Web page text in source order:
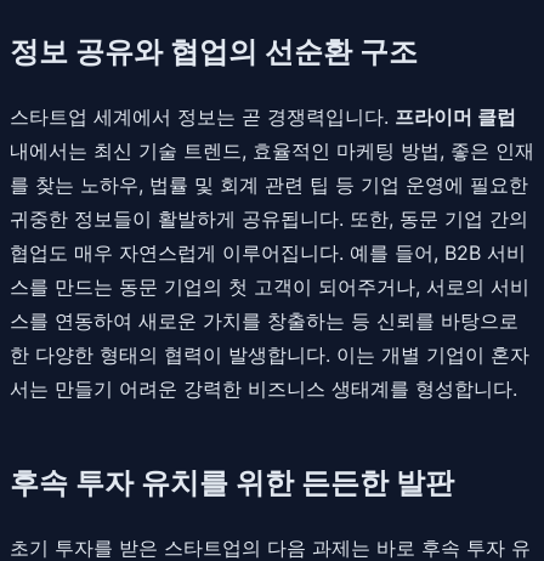
정보 공유와 협업의 선순환 구조
스타트업 세계에서 정보는 곧 경쟁력입니다. 프라이머 클럽
내에서는 최신 기술 트렌드, 효율적인 마케팅 방법, 좋은 인재
를 찾는 노하우, 법률 및 회계 관련 팁 등 기업 운영에 필요한
귀중한 정보들이 활발하게 공유됩니다. 또한, 동문 기업 간의
협업도 매우 자연스럽게 이루어집니다. 예를 들어, B2B 서비
스를 만드는 동문 기업의 첫 고객이 되어주거나, 서로의 서비
스를 연동하여 새로운 가치를 창출하는 등 신뢰를 바탕으로
한 다양한 형태의 협력이 발생합니다. 이는 개별 기업이 혼자
서는 만들기 어려운 강력한 비즈니스 생태계를 형성합니다.
후속 투자 유치를 위한 든든한 발판
초기 투자를 받은 스타트업의 다음 과제는 바로 후속 투자 유